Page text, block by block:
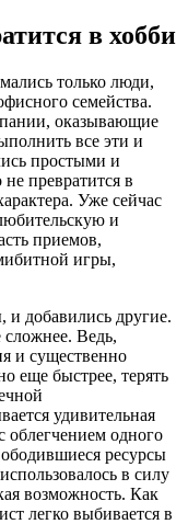
в хобби
только люди,
семейства.
оказывающие
все эти и
простыми и
превратится в
Уже сейчас
и
приемов,
игры,
добавились другие.
сложнее. Ведь,
и существенно
еще быстрее, терять
удивительная
облегчением одного
ресурсы
в силу
возможность. Как
легко выбивается в